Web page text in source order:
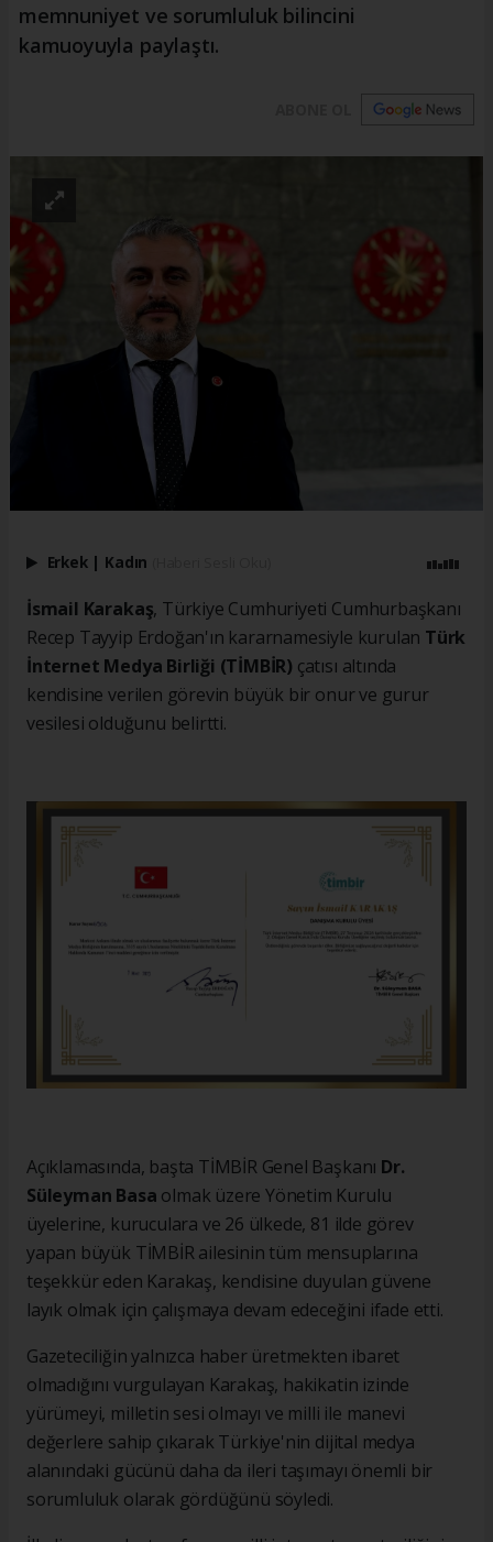
memnuniyet ve sorumluluk bilincini
kamuoyuyla paylaştı.
Erkek | Kadın
İsmail Karakaş, Türkiye Cumhuriyeti Cumhurbaşkanı
Recep Tayyip Erdoğan'ın kararnamesiyle kurulan Türk
İnternet Medya Birliği (TİMBİR) çatısı altında
kendisine verilen görevin büyük bir onur ve gurur
vesilesi olduğunu belirtti.
Açıklamasında, başta TİMBİR Genel Başkanı Dr.
Süleyman Basa olmak üzere Yönetim Kurulu
üyelerine, kuruculara ve 26 ülkede, 81 ilde görev
yapan büyük TİMBİR ailesinin tüm mensuplarına
teşekkür eden Karakaş, kendisine duyulan güvene
layık olmak için çalışmaya devam edeceğini ifade etti.
Gazeteciliğin yalnızca haber üretmekten ibaret
olmadığını vurgulayan Karakaş, hakikatin izinde
yürümeyi, milletin sesi olmayı ve milli ile manevi
değerlere sahip çıkarak Türkiye'nin dijital medya
alanındaki gücünü daha da ileri taşımayı önemli bir
sorumluluk olarak gördüğünü söyledi.